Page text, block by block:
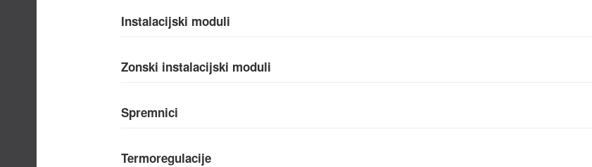
Instalacijski moduli
Zonski instalacijski moduli
Spremnici
Termoregulacije